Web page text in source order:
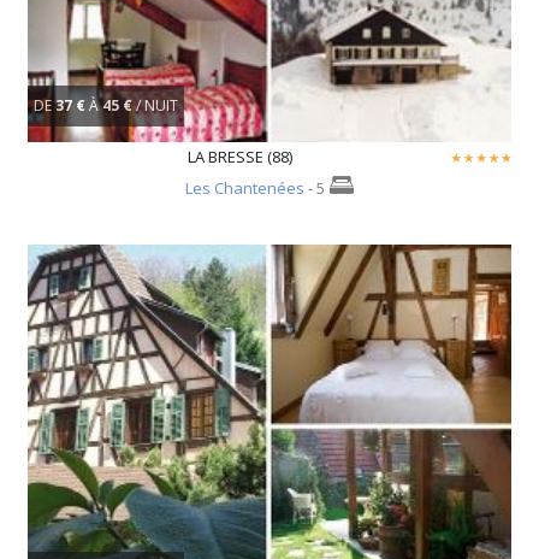
DE37 €À45 €/ NUIT
LA BRESSE (88)
Les Chantenées - 5